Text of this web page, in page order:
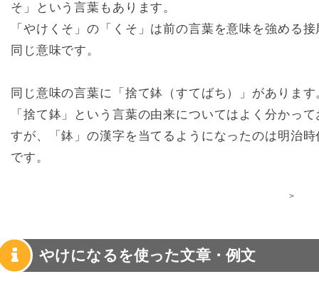
そ」という言葉もあります。
「やけくそ」の「くそ」は前の言葉を意味を強める
同じ意味です。
同じ意味の言葉に「捨て鉢（すてばち）」があります
「捨て鉢」という言葉の由来についてはよく分かっ
すが、「鉢」の漢字を当てるようになったのは明治
です。
>
やけになるを使った文章・例文